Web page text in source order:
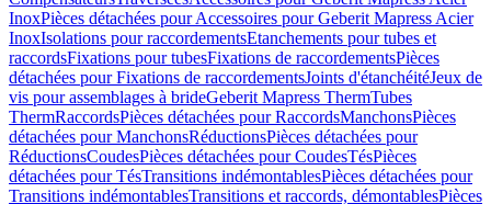
InoxPièces détachées pour Accessoires pour Geberit Mapress Acier
InoxIsolations pour raccordementsEtanchements pour tubes et
raccordsFixations pour tubesFixations de raccordementsPièces
détachées pour Fixations de raccordementsJoints d'étanchéitéJeux de
vis pour assemblages à brideGeberit Mapress ThermTubes
ThermRaccordsPièces détachées pour RaccordsManchonsPièces
détachées pour ManchonsRéductionsPièces détachées pour
RéductionsCoudesPièces détachées pour CoudesTésPièces
détachées pour TésTransitions indémontablesPièces détachées pour
Transitions indémontablesTransitions et raccords, démontablesPièces